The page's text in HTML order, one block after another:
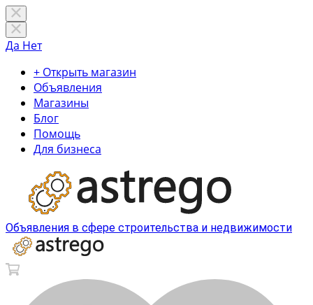
Да Нет
+ Открыть магазин
Объявления
Магазины
Блог
Помощь
Для бизнеса
Объявления в сфере строительства и недвижимости